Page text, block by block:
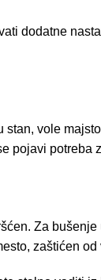
dodatne
vole
pojavi potreba
Za
zaštićen od